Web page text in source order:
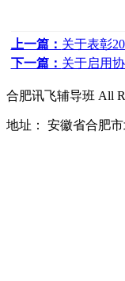
上一篇： 关于表彰
下一篇： 关于启用
合肥讯飞辅导班 All
地址： 安徽省合肥